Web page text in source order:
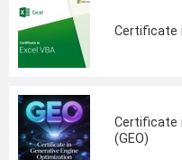
Certificate
Certificate
(GEO)